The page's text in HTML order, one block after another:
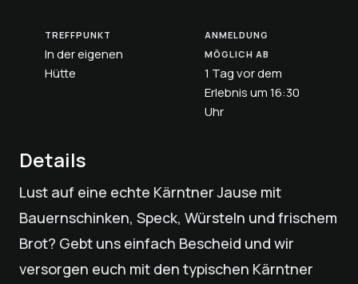
TREFFPUNKT
In der eigenen
Hütte
ANMELDUNG
MÖGLICH AB
1 Tag vor dem
Erlebnis um 16:30
Uhr
Details
Lust auf eine echte Kärntner Jause mit
Bauernschinken, Speck, Würsteln und frischem
Brot? Gebt uns einfach Bescheid und wir
versorgen euch mit den typischen Kärntner